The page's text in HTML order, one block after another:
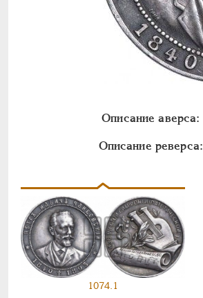
Описание аверса:
Описание реверса:
1074.1